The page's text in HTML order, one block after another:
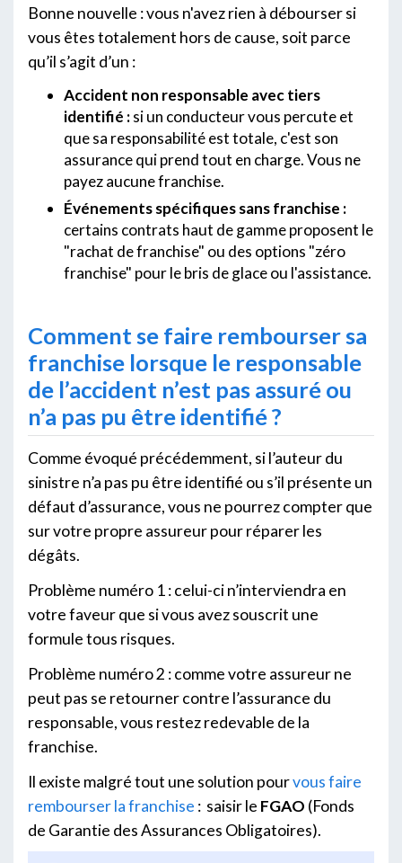
Bonne nouvelle : vous n'avez rien à débourser si
vous êtes totalement hors de cause, soit parce
qu’il s’agit d’un :
Accident non responsable avec tiers
identifié :si un conducteur vous percute et
que sa responsabilité est totale, c'est son
assurance qui prend tout en charge. Vous ne
payez aucune franchise.
Événements spécifiques sans franchise :
certains contrats haut de gamme proposent le
"rachat de franchise" ou des options "zéro
franchise" pour le bris de glace ou l'assistance.
Comment se faire rembourser sa
franchise lorsque le responsable
de l’accident n’est pas assuré ou
n’a pas pu être identifié ?
Comme évoqué précédemment, si l’auteur du
sinistre n’a pas pu être identifié ou s’il présente un
défaut d’assurance, vous ne pourrez compter que
sur votre propre assureur pour réparer les
dégâts.
Problème numéro 1 : celui-ci n’interviendra en
votre faveur que si vous avez souscrit une
formule tous risques.
Problème numéro 2 : comme votre assureur ne
peut pas se retourner contre l’assurance du
responsable, vous restez redevable de la
franchise.
Il existe malgré tout une solution pourvous faire
rembourser la franchise : saisir le FGAO (Fonds
de Garantie des Assurances Obligatoires).